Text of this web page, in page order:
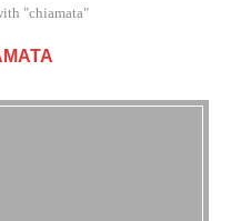
"chiamata"